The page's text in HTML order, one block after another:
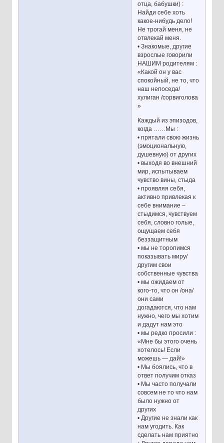
отца, бабушки) :
Найди себе хоть
какое-нибудь дело!
Не трогай меня, не
отвлекай меня.
• Знакомые, другие
взрослые говорили
НАШИМ родителям :
«Какой он у вас
спокойный, не то, что
наш непоседа/
хулиган /сорвиголова
»
Каждый из эпизодов,
когда ……Мы :
• прятали свою жизнь
(эмоциональную,
душевную) от других
• выходя во внешний
мир, испытываем
чувство вины, стыда
• проявляя себя,
активно привлекая к
себе внимание –
стыдимся, чувствуем
себя, словно голые,
ощущаем себя
беззащитным
• мы не торопимся
показывать миру/
другим свои
собственные чувства
• мы ожидаем от
кого-то, что он /она/
они сами
догадаются, что нам
нужно, чего мы хотим
и дадут нам это
• мы редко просили :
«Мне бы этого очень
хотелось! Если
можешь — дай!»
• Мы боялись, что в
ответ получим отказ
• Мы часто получали
совсем не то что нам
было нужно от
других
• Другие не знали как
нам угодить. Как
сделать нам приятно